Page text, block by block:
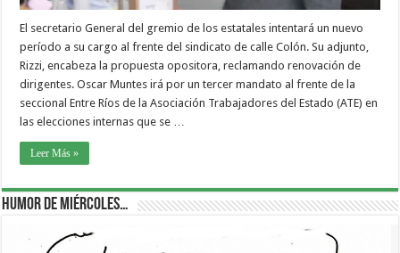
El secretario General del gremio de los estatales intentará un nuevo
período a su cargo al frente del sindicato de calle Colón. Su adjunto,
Rizzi, encabeza la propuesta opositora, reclamando renovación de
dirigentes. Oscar Muntes irá por un tercer mandato al frente de la
seccional Entre Ríos de la Asociación Trabajadores del Estado (ATE) en
las elecciones internas que se …
Leer Más »
Humor de Miércoles…